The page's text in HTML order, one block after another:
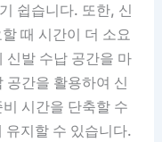
쉽습니다. 또한, 신
때 시간이 더 소요
신발 수납 공간을 마
공간을 활용하여 신
시간을 단축할 수
유지할 수 있습니다.